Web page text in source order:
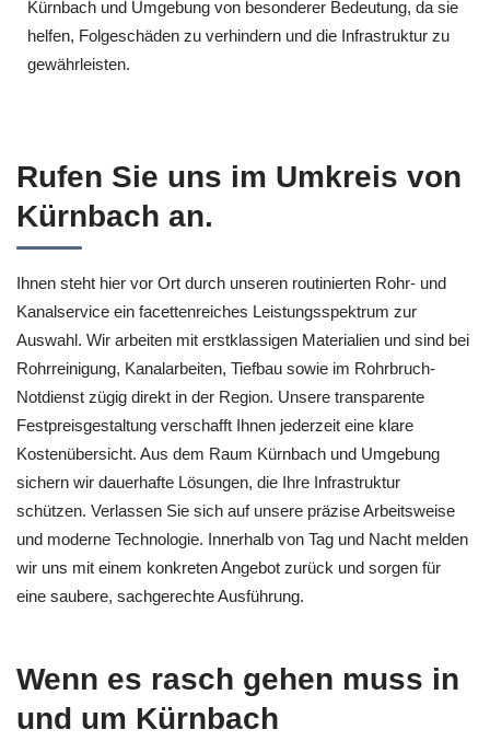
Kürnbach und Umgebung von besonderer Bedeutung, da sie
helfen, Folgeschäden zu verhindern und die Infrastruktur zu
gewährleisten.
Rufen Sie uns im Umkreis von
Kürnbach an.
Ihnen steht hier vor Ort durch unseren routinierten Rohr- und
Kanalservice ein facettenreiches Leistungsspektrum zur
Auswahl. Wir arbeiten mit erstklassigen Materialien und sind bei
Rohrreinigung, Kanalarbeiten, Tiefbau sowie im Rohrbruch-
Notdienst zügig direkt in der Region. Unsere transparente
Festpreisgestaltung verschafft Ihnen jederzeit eine klare
Kostenübersicht. Aus dem Raum Kürnbach und Umgebung
sichern wir dauerhafte Lösungen, die Ihre Infrastruktur
schützen. Verlassen Sie sich auf unsere präzise Arbeitsweise
und moderne Technologie. Innerhalb von Tag und Nacht melden
wir uns mit einem konkreten Angebot zurück und sorgen für
eine saubere, sachgerechte Ausführung.
Wenn es rasch gehen muss in
und um Kürnbach